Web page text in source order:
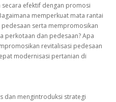
efektif dengan promosi
memperkuat mata rantai
serta mempromosikan
perkotaan dan pedesaan? Apa
revitalisasi pedesaan
modernisasi pertanian di
dan mengintroduksi strategi